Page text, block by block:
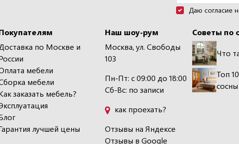
Даю согласие
по Москве и
мебели
мебели
заказать мебель?
лучшей цены
Наш шоу-рум
Москва, ул. Свободы
103
Пн-Пт: с 09:00 до 18:00
Сб-Вс: по записи
как проехать?
Отзывы на Яндексе
Отзывы в Google
Советы по
Что
Топ
сосны